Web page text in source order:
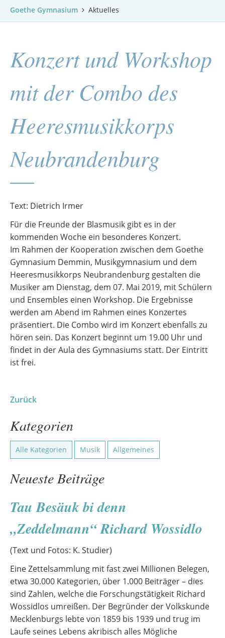
Goethe Gymnasium Aktuelles
Konzert und Workshop
mit der Combo des
Heeresmusikkorps
Neubrandenburg
Text: Dietrich Irmer
Für die Freunde der Blasmusik gibt es in der
kommenden Woche ein besonderes Konzert.
Im Rahmen der Kooperation zwischen dem Goethe
Gymnasium Demmin, Musikgymnasium und dem
Heeresmusikkorps Neubrandenburg gestalten die
Musiker am Dienstag, dem 07. Mai 2019, mit Schülern
und Ensembles einen Workshop. Die Ergebnisse
werden am Abend im Rahmen eines Konzertes
präsentiert. Die Combo wird im Konzert ebenfalls zu
hören sein. Das Konzert beginnt um 19.00 Uhr und
findet in der Aula des Gymnasiums statt. Der Eintritt
ist frei.
Zurück
Kategorien
Alle Kategorien Musik Allgemeines
Neueste Beiträge
Tau Besäuk bi denn
„Zeddelmann“ Richard Wossidlo
(Text und Fotos: K. Studier)
Eine Zettelsammlung mit fast zwei Millionen Belegen,
etwa 30.000 Kategorien, über 1.000 Beiträger – dies
sind Zahlen, welche die Forschungstätigkeit Richard
Wossidlos umreißen. Der Begründer der Volkskunde
Mecklenburgs lebte von 1859 bis 1939 und trug im
Laufe seines Lebens akribisch alles Mögliche